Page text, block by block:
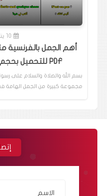
10 يناير 2024
أهم الجمل بالفرنسية
PDF للتحميل بحجم صغير جمل مهمّة 1
بسم الله والصلاة والسلام على
مجموعة كبيرة من الجمل الهامة
الاسم